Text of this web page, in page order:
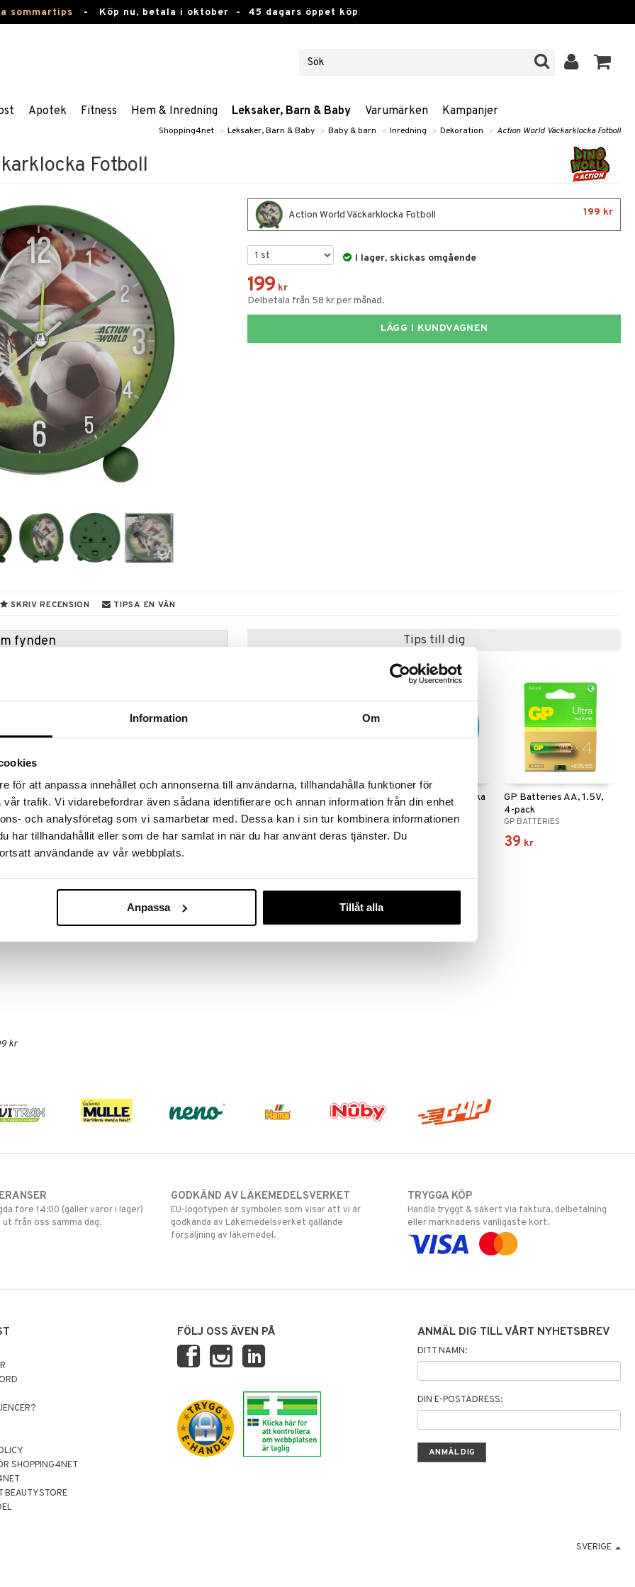
Information Om
för att anpassa innehållet och annonserna till användarna, tillhandahålla funktioner för
trafik. Vi vidarebefordrar även sådana identifierare och annan information från din enhet
och analysföretag som vi samarbetar med. Dessa kan i sin tur kombinera informationen
har tillhandahållit eller som de har samlat in när du har använt deras tjänster. Du
användande av vår webbplats.
Anpassa Tillåt alla
sommartips - Köp nu, betala i oktober - 45 dagars öppet köp
Apotek Fitness Hem & Inredning Leksaker, Barn & Baby Varumärken Kampanjer
Shopping4net » Leksaker, Barn & Baby » Baby & barn » Inredning » Dekoration » Action World Väckarklocka Fotboll
Fotboll
Action World Väckarklocka Fotboll 199 kr
I lager, skickas omgående
199 kr
Delbetala från 58 kr per månad.
LÄGG I KUNDVAGNEN
SKRIV RECENSION TIPSA EN VÄN
fynden
kan fort ta slut!
»
från Action World har klotformiga fötter och ett
Med ett praktiskt ljus som tänds med ett
i mörkret.
och drivs med ett AA 1,5 V batteri (ingår ej).
kr
Tips till dig
Dino World Skattkista m.
DINO WORLD + ACTION
399 kr
Dino World Väckarklocka
DINO WORLD + ACTION
149 kr
GP Batteries AA, 1.5V,
4-pack
GP BATTERIES
39 kr
före 14:00 (gäller varor i lager)
från oss samma dag.
GODKÄND AV LÄKEMEDELSVERKET
EU-logotypen är symbolen som visar att vi är
godkända av Läkemedelsverket gällande
försäljning av läkemedel.
TRYGGA KÖP
Handla tryggt & säkert via faktura, delbetalning
eller marknadens vanligaste kort.
SHOPPING4NET
BEAUTYSTORE
FÖLJ OSS ÄVEN PÅ ANMÄL DIG TILL VÅRT NYHETSBREV
DITT NAMN:
DIN E-POSTADRESS:
SVERIGE